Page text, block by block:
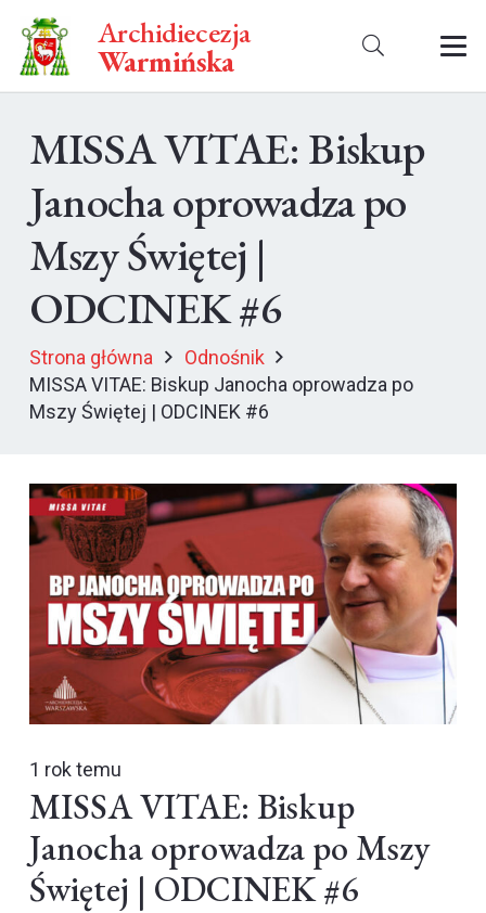
Archidiecezja
Warmińska
MISSA VITAE: Biskup
Janocha oprowadza po
Mszy Świętej |
ODCINEK #6
Strona główna
Odnośnik
MISSA VITAE: Biskup Janocha oprowadza po
Mszy Świętej | ODCINEK #6
1 rok temu
MISSA VITAE: Biskup
Janocha oprowadza po Mszy
Świętej | ODCINEK #6